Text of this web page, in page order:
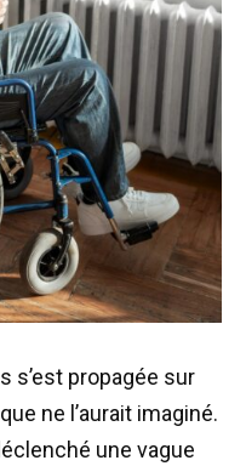
s’est propagée sur
ne l’aurait imaginé.
une vague